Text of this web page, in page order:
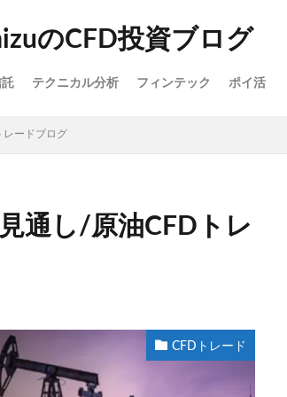
のCFD投資ブログ
テクニカル分析 フィンテック ポイ活
レードブログ
通し/原油CFDトレ
CFDトレード